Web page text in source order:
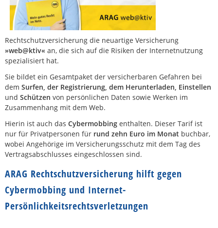
Rechtschutzversicherung die neuartige Versicherung
»web@ktiv« an, die sich auf die Risiken der Internetnutzung
spezialisiert hat.
Sie bildet ein Gesamtpaket der versicherbaren Gefahren bei
dem Surfen, der Registrierung, dem Herunterladen, Einstellen
und Schützen von persönlichen Daten sowie Werken im
Zusammenhang mit dem Web.
Hierin ist auch das Cybermobbing enthalten. Dieser Tarif ist
nur für Privatpersonen für rund zehn Euro im Monat buchbar,
wobei Angehörige im Versicherungsschutz mit dem Tag des
Vertragsabschlusses eingeschlossen sind.
ARAG Rechtschutzversicherung hilft gegen
Cybermobbing und Internet-
Persönlichkeitsrechtsverletzungen